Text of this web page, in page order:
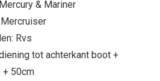
& Mariner
Rvs
tot achterkant boot +
+ 50cm